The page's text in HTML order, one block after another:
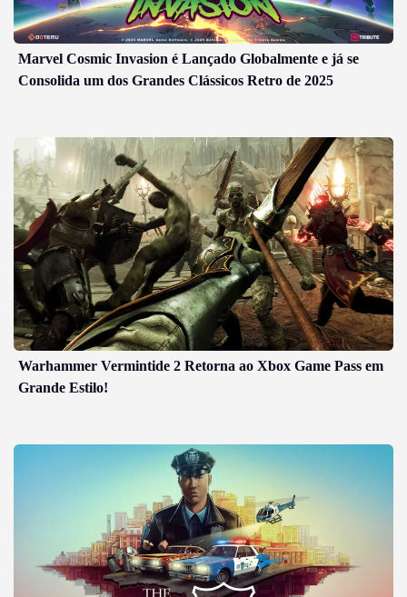
Marvel Cosmic Invasion é Lançado Globalmente e já se
Consolida um dos Grandes Clássicos Retro de 2025
Warhammer Vermintide 2 Retorna ao Xbox Game Pass em
Grande Estilo!